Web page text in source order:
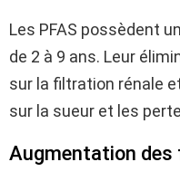
Les PFAS possèdent
de 2 à 9 ans. Leur
sur la filtration rénale
sur la sueur et les
Augmentation des